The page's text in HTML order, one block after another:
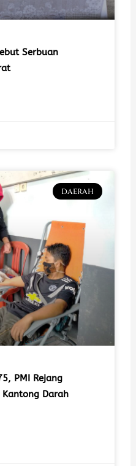
Serbuan
DAERAH
PMI Rejang
Darah